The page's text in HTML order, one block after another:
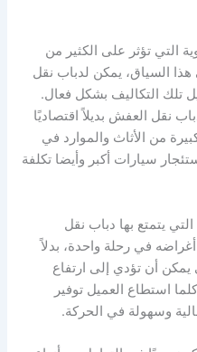
التي تؤثر على الكثير من
هذا السياق، يمكن لدباب نقل
تلك التكاليف بشكل فعال.
نقل العفش بديلاً اقتصاديًا
من الأثاث والموارد في
سيارات أكبر وأيضا تكلفة
يتمتع بها دباب نقل
في رحلة واحدة، بدلاً
يمكن أن تؤدي إلى ارتفاع
استطاع العميل توفير
وسهولة في الحركة.